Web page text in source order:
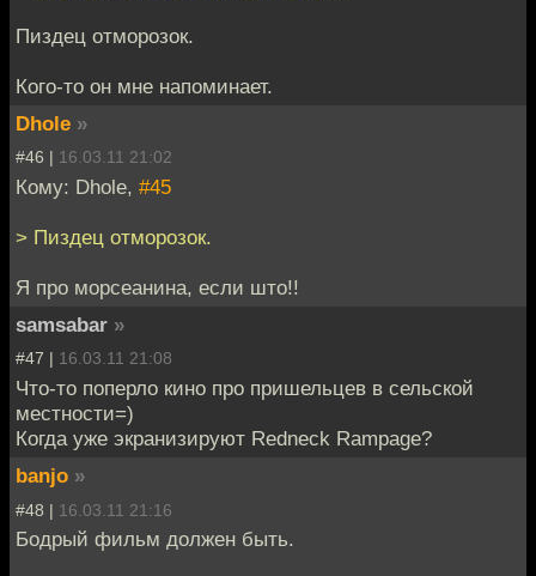
Пиздец отморозок.
Кого-то он мне напоминает.
Dhole »
#46 | 16.03.11 21:02
Кому: Dhole, #45
> Пиздец отморозок.
Я про морсеанина, если што!!
samsabar »
#47 | 16.03.11 21:08
Что-то поперло кино про пришельцев в сельской
местности=)
Когда уже экранизируют Redneck Rampage?
banjo »
#48 | 16.03.11 21:16
Бодрый фильм должен быть.